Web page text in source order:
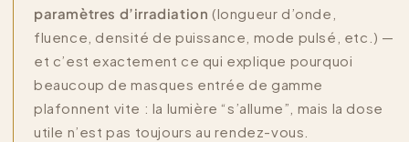
paramètres d’irradiation (longueur d’onde,
fluence, densité de puissance, mode pulsé, etc.) —
et c’est exactement ce qui explique pourquoi
beaucoup de masques entrée de gamme
plafonnent vite : la lumière “s’allume”, mais la dose
utile n’est pas toujours au rendez-vous.